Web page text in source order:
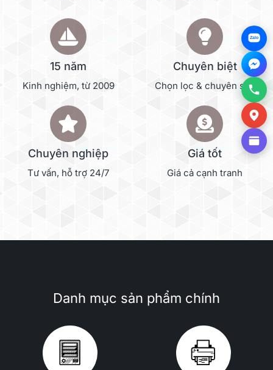
15 năm
Kinh nghiệm, từ 2009
Chuyên biệt
Chọn lọc & chuyên sâu
Chuyên nghiệp
Tư vấn, hỗ trợ 24/7
Giá tốt
Giá cả cạnh tranh
Danh mục sản phẩm chính
Zalo